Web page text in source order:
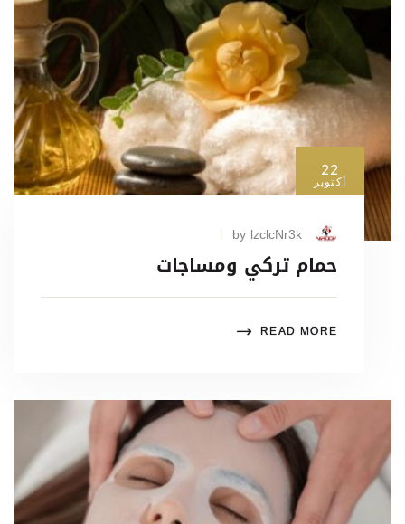
22
أكتوبر
حمام تركي ومساجات
READ MORE